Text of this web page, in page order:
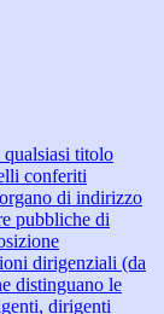
titolo
conferiti
di indirizzo
pubbliche di
dirigenziali (da
distinguano le
dirigenti